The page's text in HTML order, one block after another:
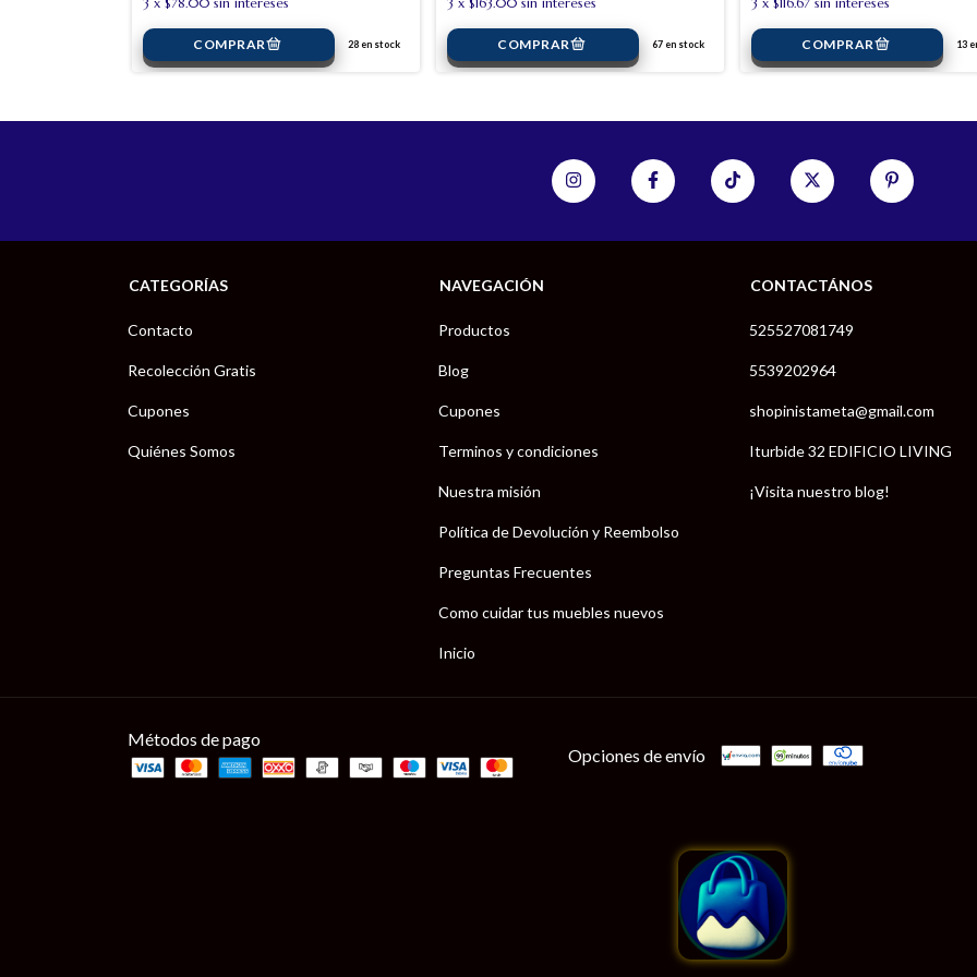
28en stock 67en stock 13
CATEGORÍAS
Contacto
Recolección Gratis
Cupones
Quiénes Somos
NAVEGACIÓN
Productos
Blog
Cupones
Terminos y condiciones
Nuestra misión
Política de Devolución y Reembolso
Preguntas Frecuentes
Como cuidar tus muebles nuevos
Inicio
CONTACTÁNOS
525527081749
5539202964
shopinistameta@gmail.com
Iturbide 32 EDIFICIO LIVING
¡Visita nuestro blog!
Métodos de pago
Opciones de envío